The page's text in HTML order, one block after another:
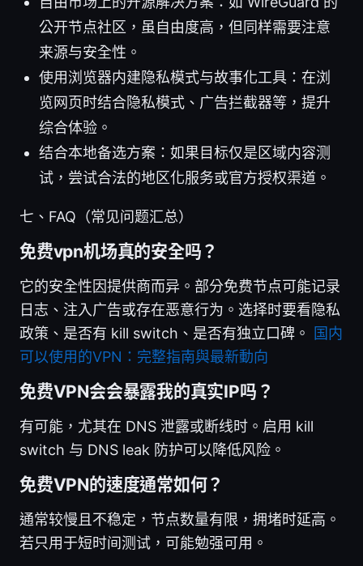
公开节点社区，虽自由度高，但同样需要注意
来源与安全性。
使用浏览器内建隐私模式与故事化工具：在浏
览网页时结合隐私模式、广告拦截器等，提升
综合体验。
结合本地备选方案：如果目标仅是区域内容测
试，尝试合法的地区化服务或官方授权渠道。
七、FAQ（常见问题汇总）
免费vpn机场真的安全吗？
它的安全性因提供商而异。部分免费节点可能记录
日志、注入广告或存在恶意行为。选择时要看隐私
政策、是否有 kill switch、是否有独立口碑。
国内
可以使用的VPN：完整指南與最新動向
免费VPN会会暴露我的真实IP吗？
有可能，尤其在 DNS 泄露或断线时。启用 kill
switch 与 DNS leak 防护可以降低风险。
免费VPN的速度通常如何？
通常较慢且不稳定，节点数量有限，拥堵时延高。
若只用于短时间测试，可能勉强可用。